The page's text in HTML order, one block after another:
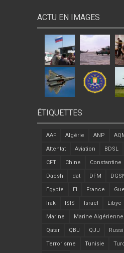
ACTU EN IMAGES
ÉTIQUETTES
AAF Algérie ANP
Attentat Aviation BDSL
CFT Chine Constantine
Daesh dat DFM
Egypte EI France
Irak ISIS Israel Libye
Marine Marine Algérienne
Qatar QBJ QJJ
Terrorisme Tunisie